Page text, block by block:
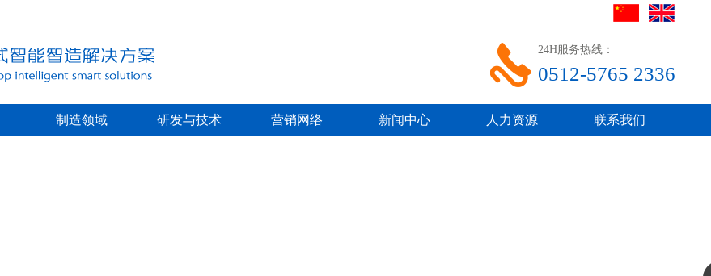
24H服务热线：
0512-5765 2336
制造领域 研发与技术 营销网络 新闻中心 人力资源 联系我们